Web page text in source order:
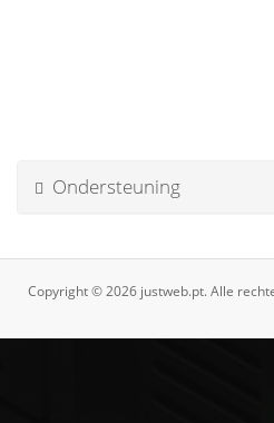
Ondersteuning
Copyright © 2026 justweb.pt. Alle